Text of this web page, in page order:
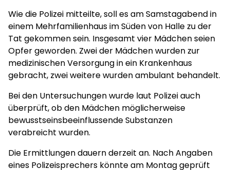
Wie die Polizei mitteilte, soll es am Samstagabend in
einem Mehrfamilienhaus im Süden von Halle zu der
Tat gekommen sein. Insgesamt vier Mädchen seien
Opfer geworden. Zwei der Mädchen wurden zur
medizinischen Versorgung in ein Krankenhaus
gebracht, zwei weitere wurden ambulant behandelt.
Bei den Untersuchungen wurde laut Polizei auch
überprüft, ob den Mädchen möglicherweise
bewusstseinsbeeinflussende Substanzen
verabreicht wurden.
Die Ermittlungen dauern derzeit an. Nach Angaben
eines Polizeisprechers könnte am Montag geprüft